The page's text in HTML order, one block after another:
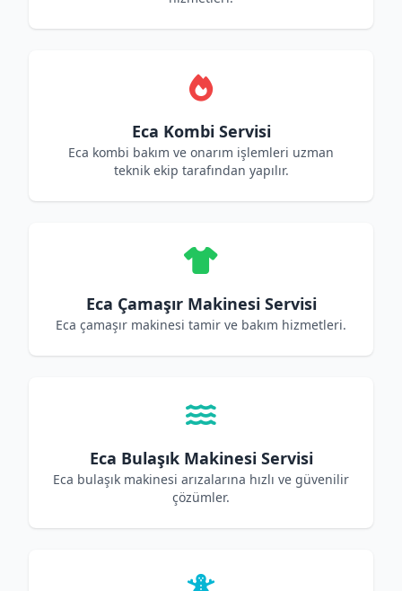
Eca Kombi Servisi
Eca kombi bakım ve onarım işlemleri uzman
teknik ekip tarafından yapılır.
Eca Çamaşır Makinesi Servisi
Eca çamaşır makinesi tamir ve bakım hizmetleri.
Eca Bulaşık Makinesi Servisi
Eca bulaşık makinesi arızalarına hızlı ve güvenilir
çözümler.